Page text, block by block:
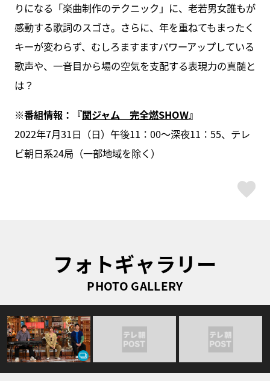
りになる「楽曲制作のテクニック」に、老若男女誰もが
感動する歌詞のスゴさ。さらに、年を重ねてもまったく
キーが変わらず、むしろますますパワーアップしている
歌声や、一音目から場の空気を支配する表現力の真髄と
は？
※番組情報：『関ジャム 完全燃SHOW』
2022年7月31日（日）午後11：00～深夜11：55、テレ
ビ朝日系24局（一部地域を除く）
フォトギャラリー
PHOTO GALLERY